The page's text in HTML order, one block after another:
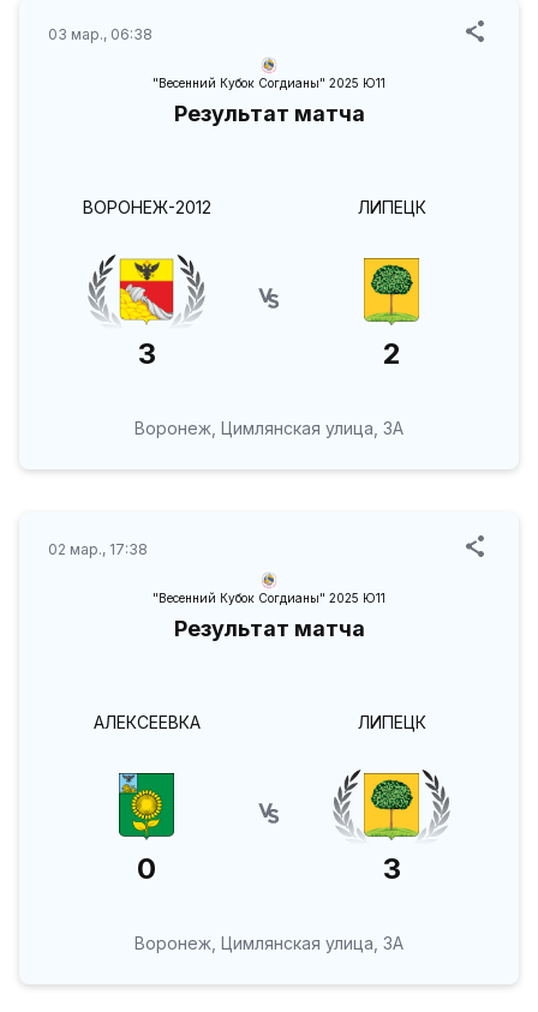
03 мар., 06:38
"Весенний Кубок Согдианы" 2025 Ю11
Результат матча
ВОРОНЕЖ-2012
3
ЛИПЕЦК
2
Воронеж, Цимлянская улица, 3А
02 мар., 17:38
"Весенний Кубок Согдианы" 2025 Ю11
Результат матча
АЛЕКСЕЕВКА
0
ЛИПЕЦК
3
Воронеж, Цимлянская улица, 3А